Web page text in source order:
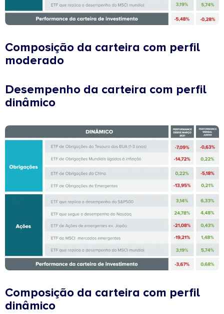
Composição da carteira com perfil
moderado
Desempenho da carteira com perfil
dinâmico
Composição da carteira com perfil
dinâmico